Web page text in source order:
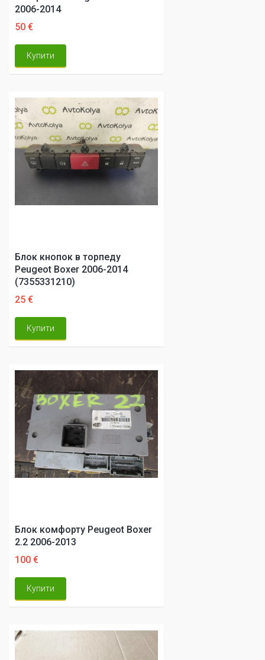
2006-2014
50 €
Купити
Блок кнопок в торпеду
Peugeot Boxer 2006-2014
(7355331210)
25 €
Купити
Блок комфорту Peugeot Boxer
2.2 2006-2013
100 €
Купити